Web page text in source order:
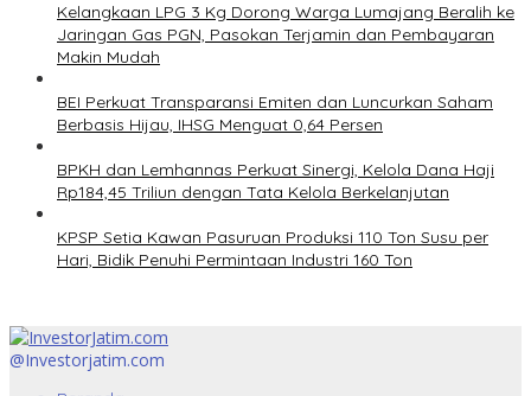
Kelangkaan LPG 3 Kg Dorong Warga Lumajang Beralih ke
Jaringan Gas PGN, Pasokan Terjamin dan Pembayaran
Makin Mudah
BEI Perkuat Transparansi Emiten dan Luncurkan Saham
Berbasis Hijau, IHSG Menguat 0,64 Persen
BPKH dan Lemhannas Perkuat Sinergi, Kelola Dana Haji
Rp184,45 Triliun dengan Tata Kelola Berkelanjutan
KPSP Setia Kawan Pasuruan Produksi 110 Ton Susu per
Hari, Bidik Penuhi Permintaan Industri 160 Ton
@Investorjatim.com